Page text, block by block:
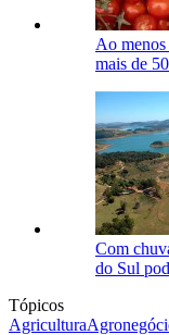
Ao
mais de
Com
do Sul
Tópicos
Agricultura